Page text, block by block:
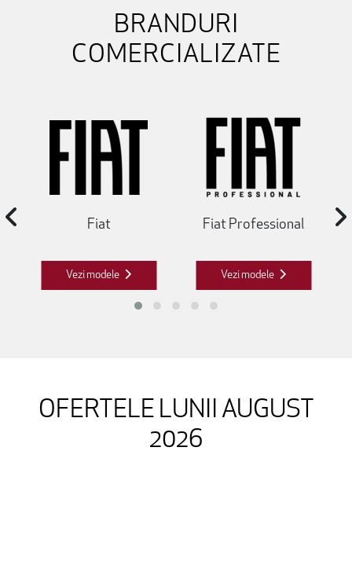
BRANDURI
COMERCIALIZATE
Fiat
Vezi modele
Fiat Professional
Vezi modele
OFERTELE LUNII AUGUST
2026